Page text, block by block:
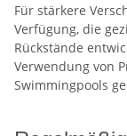
Für stärkere
Verfügung, die
Rückstände
Verwendung von
Swimmingpools